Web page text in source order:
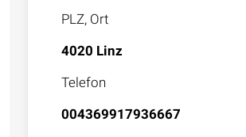
PLZ, Ort
4020 Linz
Telefon
004369917936667